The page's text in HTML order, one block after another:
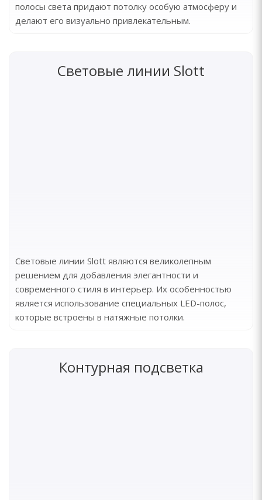
полосы света придают потолку особую атмосферу и
делают его визуально привлекательным.
Световые линии Slott
Световые линии Slott являются великолепным
решением для добавления элегантности и
современного стиля в интерьер. Их особенностью
является использование специальных LED-полос,
которые встроены в натяжные потолки.
Контурная подсветка